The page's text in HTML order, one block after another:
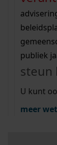
beeld en
uitleg
Wij
bekijk
Wij
bekijk
bekijk
publiek
steun
U kunt
meer
Mijn